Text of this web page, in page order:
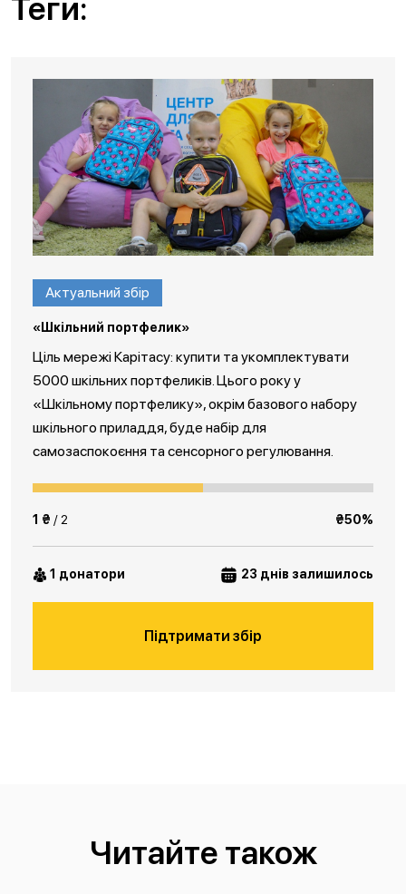
Теги:
Актуальний збір
«Шкільний портфелик»
Ціль мережі Карітасу: купити та укомплектувати
5000 шкільних портфеликів. Цього року у
«Шкільному портфелику», окрім базового набору
шкільного приладдя, буде набір для
самозаспокоєння та сенсорного регулювання.
1 ₴ / 2 ₴50%
1 донатори 23 днів залишилось
Підтримати збір
Читайте також